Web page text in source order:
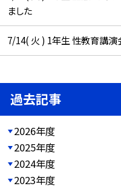
ました
7/14( 火 ) 1年生 性教育講演
過去記事
2026年度
2025年度
2024年度
2023年度